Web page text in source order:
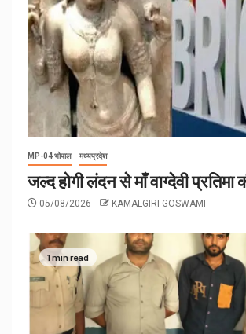
MP-04 भोपाल मध्यप्रदेश
जल्द होगी लंदन से माँ वाग्देवी प्रतिमा
05/08/2026 KAMALGIRI GOSWAMI
1 min read